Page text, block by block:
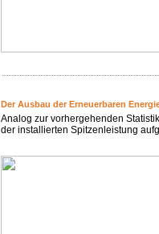
Der Ausbau der Erneuerbaren
Analog zur vorhergehenden
der installierten Spitzenleistung